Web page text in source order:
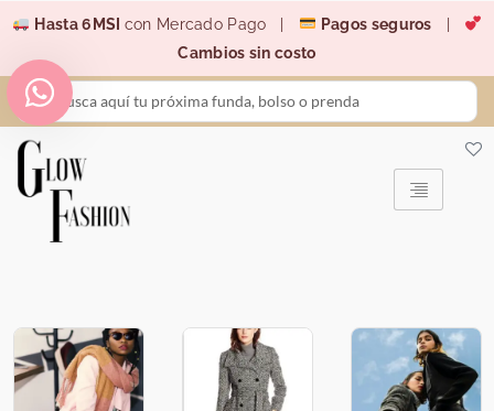
contenido
Hasta 6MSI con Mercado Pago | Pagos seguros
Cambios sin costo
Search
...